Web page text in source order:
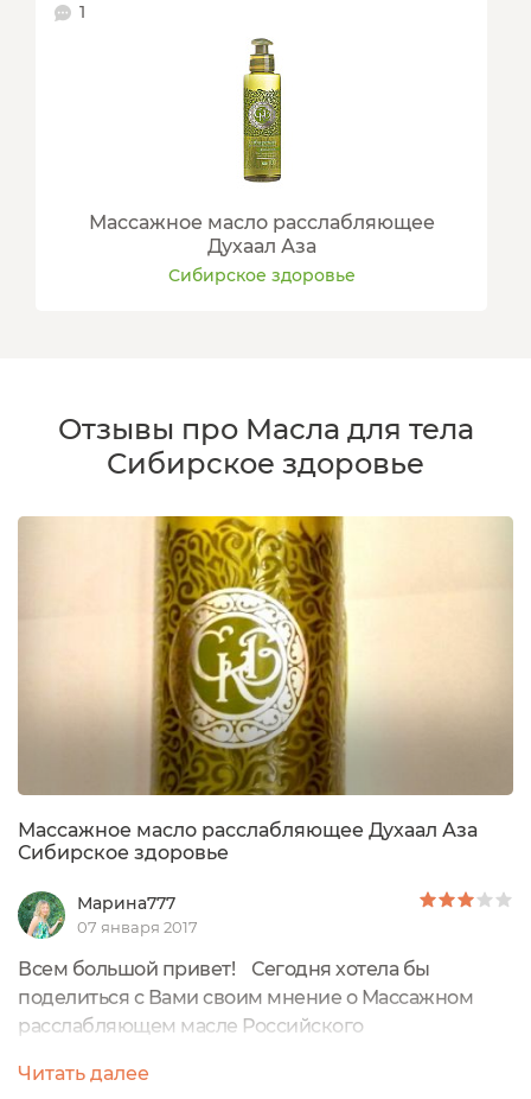
1
Массажное масло расслабляющее
Духаал Аза
Сибирское здоровье
Отзывы про Масла для тела
Сибирское здоровье
Массажное масло расслабляющее Духаал Аза
Сибирское здоровье
Марина777
07 января 2017
Всем большой привет! Сегодня хотела бы
поделиться с Вами своим мнение о Массажном
расслабляющем масле Российского
Здоровье. Вообще у меня есть одна знакомая,
Читать далее